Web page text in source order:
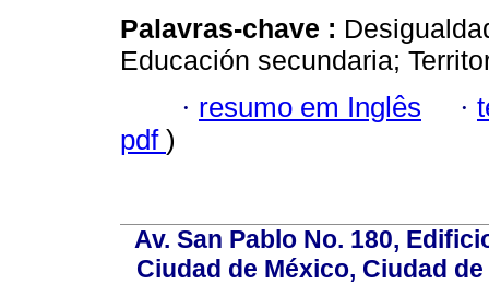
Palavras-chave :
Educación secundaria;
· resumo em Inglês ·
pdf )
Av. San Pablo No. 180,
Ciudad de México, Ciudad